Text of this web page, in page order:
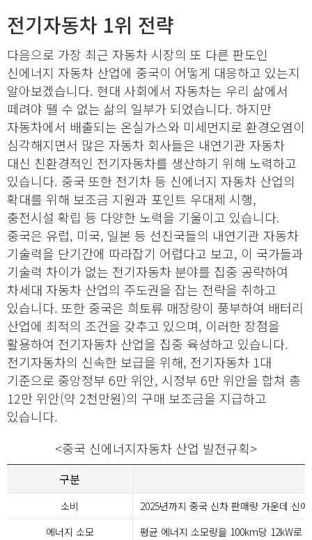
전기자동차 1위 전략
다음으로 가장 최근 자동차 시장의 또 다른 판도인
신에너지 자동차 산업에 중국이 어떻게 대응하고 있는지
알아보겠습니다. 현대 사회에서 자동차는 우리 삶에서
떼려야 뗄 수 없는 삶의 일부가 되었습니다. 하지만
자동차에서 배출되는 온실가스와 미세먼지로 환경오염이
심각해지면서 많은 자동차 회사들은 내연기관 자동차
대신 친환경적인 전기자동차를 생산하기 위해 노력하고
있습니다. 중국 또한 전기차 등 신에너지 자동차 산업의
확대를 위해 보조금 지원과 포인트 우대제 시행,
충전시설 확립 등 다양한 노력을 기울이고 있습니다.
중국은 유럽, 미국, 일본 등 선진국들의 내연기관 자동차
기술력을 단기간에 따라잡기 어렵다고 보고, 이 국가들과
기술력 차이가 없는 전기자동차 분야를 집중 공략하여
차세대 자동차 산업의 주도권을 잡는 전략을 취하고
있습니다. 또한 중국은 희토류 매장량이 풍부하여 배터리
산업에 최적의 조건을 갖추고 있으며, 이러한 장점을
활용하여 전기자동차 산업을 집중 육성하고 있습니다.
전기자동차의 신속한 보급을 위해, 전기자동차 1대
기준으로 중앙정부 6만 위안, 시정부 6만 위안을 합쳐 총
12만 위안(약 2천만원)의 구매 보조금을 지급하고
있습니다.
<중국 신에너지자동차 산업 발전규획>
구분
소비
2025년까지 중국 신차 판매량 가운데 신
에너지 소모
평균 에너지 소모량을 100km당 12kW로